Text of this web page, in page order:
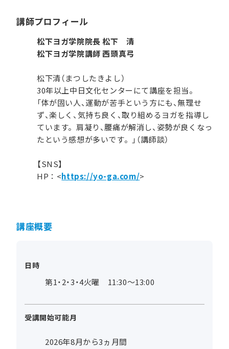
講師プロフィール
松下ヨガ学院院長 松下 清
松下ヨガ学院講師 西頭真弓
松下清（まつしたきよし）
30年以上中日文化センターにて講座を担当。
「体が固い人、運動が苦手という方にも、無理せ
ず、楽しく、気持ち良く、取り組めるヨガを指導し
ています。肩凝り、腰痛が解消し、姿勢が良くなっ
たという感想が多いです。」（講師談）
【SNS】
HP：<https://yo-ga.com/>
講座概要
日時
第1・2・3・4火曜 11:30～13:00
受講開始可能月
2026年8月から3ヵ月間